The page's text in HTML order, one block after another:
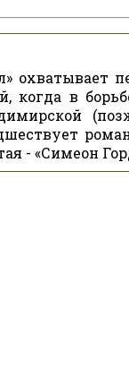
охватывает
когда в
- «Симеон